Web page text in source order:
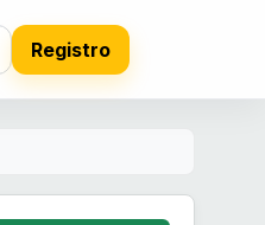
Registro